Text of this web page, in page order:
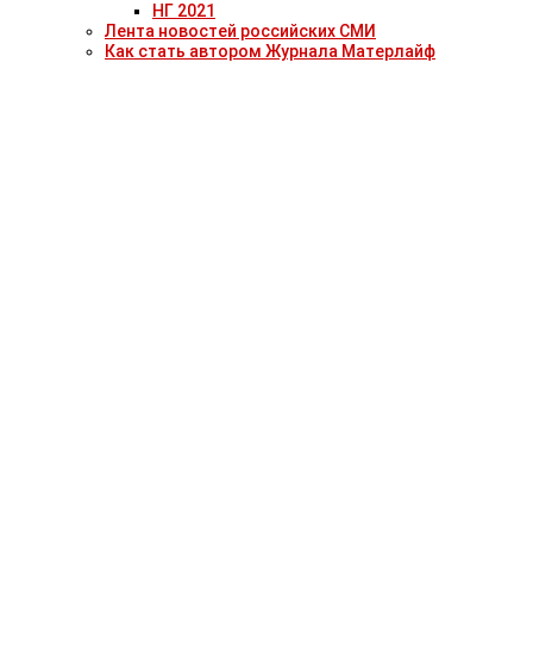
НГ 2021
Лента новостей российских СМИ
Как стать автором Журнала Матерлайф